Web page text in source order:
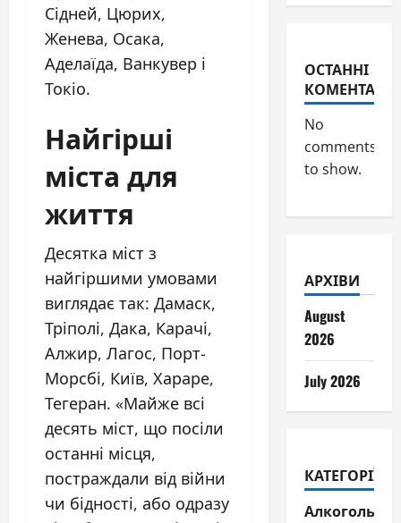
Сідней, Цюрих,
Женева, Осака,
Аделаїда, Ванкувер і
Токіо.
Найгірші
міста для
життя
Десятка міст з
найгіршими умовами
виглядає так: Дамаск,
Тріполі, Дака, Карачі,
Алжир, Лагос, Порт-
Морсбі, Київ, Хараре,
Тегеран. «Майже всі
десять міст, що посіли
останні місця,
постраждали від війни
чи бідності, або одразу
ОСТАННІ
КОМЕНТАРІ
No
comments
to show.
АРХІВИ
August
2026
July 2026
КАТЕГОРІЇ
Алкогольні